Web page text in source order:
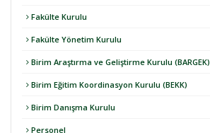
Fakülte Kurulu
Fakülte Yönetim Kurulu
Birim Araştırma ve Geliştirme Kurulu (BARGEK)
Birim Eğitim Koordinasyon Kurulu (BEKK)
Birim Danışma Kurulu
Personel